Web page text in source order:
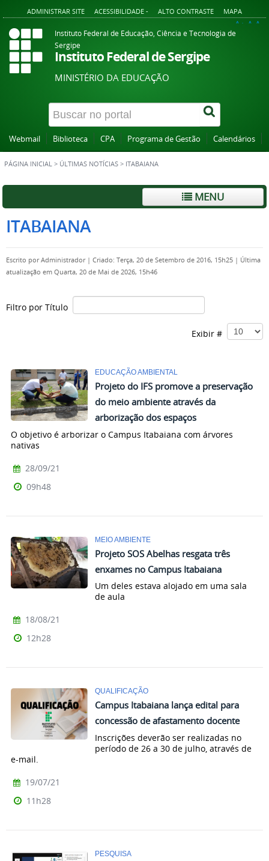
ADMINISTRAR SITE ACESSIBILIDADE - ALTO CONTRASTE MAPA
A+ A A-
Instituto Federal de Educação, Ciência e Tecnologia de
Sergipe
Instituto Federal de Sergipe
MINISTÉRIO DA EDUCAÇÃO
Webmail Biblioteca CPA Programa de Gestão Calendários
PÁGINA INICIAL > ÚLTIMAS NOTÍCIAS > ITABAIANA
MENU
ITABAIANA
Escrito porAdministrador | Criado: Terça, 20 de Setembro de 2016, 15h25 | Última
atualização em Quarta, 20 de Mai de 2026, 15h46
Filtro por Título
Exibir #
EDUCAÇÃO AMBIENTAL
Projeto do IFS promove a preservação
do meio ambiente através da
arborização dos espaços
O objetivo é arborizar o Campus Itabaiana com árvores
nativas
28/09/21
09h48
MEIO AMBIENTE
Projeto SOS Abelhas resgata três
enxames no Campus Itabaiana
Um deles estava alojado em uma sala
de aula
18/08/21
12h28
QUALIFICAÇÃO
Campus Itabaiana lança edital para
concessão de afastamento docente
Inscrições deverão ser realizadas no
período de 26 a 30 de julho, através de
e-mail.
19/07/21
11h28
PESQUISA